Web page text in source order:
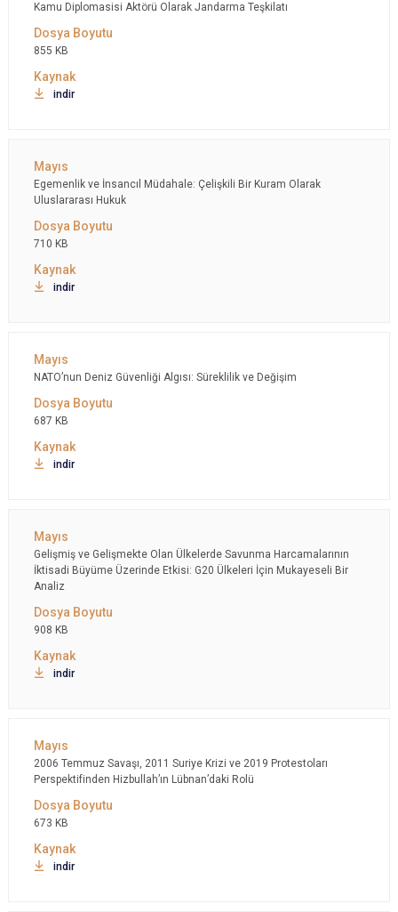
Kamu Diplomasisi Aktörü Olarak Jandarma Teşkilatı
855 KB
indir
Egemenlik ve İnsancıl Müdahale: Çelişkili Bir Kuram Olarak
Uluslararası Hukuk
710 KB
indir
NATO’nun Deniz Güvenliği Algısı: Süreklilik ve Değişim
687 KB
indir
Gelişmiş ve Gelişmekte Olan Ülkelerde Savunma Harcamalarının
İktisadi Büyüme Üzerinde Etkisi: G20 Ülkeleri İçin Mukayeseli Bir
Analiz
908 KB
indir
2006 Temmuz Savaşı, 2011 Suriye Krizi ve 2019 Protestoları
Perspektifinden Hizbullah’ın Lübnan’daki Rolü
673 KB
indir